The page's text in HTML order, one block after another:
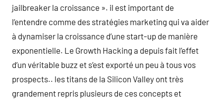
jailbreaker la croissance ». il est important de
l’entendre comme des stratégies marketing qui va aider
à dynamiser la croissance d’une start-up de manière
exponentielle. Le Growth Hacking a depuis fait l’effet
d’un véritable buzz et s’est exporté un peu à tous vos
prospects.. les titans de la Silicon Valley ont très
grandement repris plusieurs de ces concepts et